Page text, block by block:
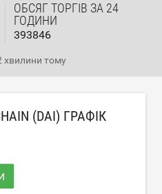
ОБСЯГ ТОРГІВ ЗА 24
ГОДИНИ
393846
хвилини тому
(DAI) ГРАФІК